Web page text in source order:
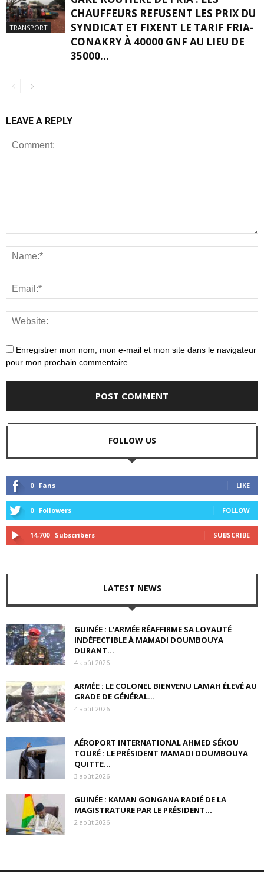
TRANSPORT
CHAUFFEURS REFUSENT LES PRIX DU
SYNDICAT ET FIXENT LE TARIF FRIA-
CONAKRY À 40000 GNF AU LIEU DE
35000...
LEAVE A REPLY
Enregistrer mon nom, mon e-mail et mon site dans le navigateur
pour mon prochain commentaire.
FOLLOW US
0 Fans LIKE
0 Followers FOLLOW
14,700 Subscribers SUBSCRIBE
LATEST NEWS
GUINÉE : L’ARMÉE RÉAFFIRME SA LOYAUTÉ
INDÉFECTIBLE À MAMADI DOUMBOUYA
DURANT...
4 août 2026
ARMÉE : LE COLONEL BIENVENU LAMAH ÉLEVÉ AU
GRADE DE GÉNÉRAL...
4 août 2026
AÉROPORT INTERNATIONAL AHMED SÉKOU
TOURÉ : LE PRÉSIDENT MAMADI DOUMBOUYA
QUITTE...
3 août 2026
GUINÉE : KAMAN GONGANA RADIÉ DE LA
MAGISTRATURE PAR LE PRÉSIDENT...
2 août 2026